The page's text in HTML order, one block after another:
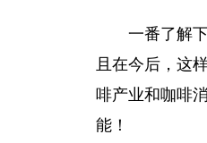
一番了解
且在今后，这
啡产业和咖啡
能！